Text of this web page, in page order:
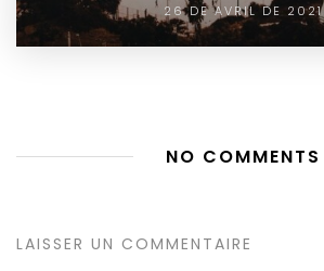
26 DE AVRIL DE 2021
NO COMMENTS
LAISSER UN COMMENTAIRE